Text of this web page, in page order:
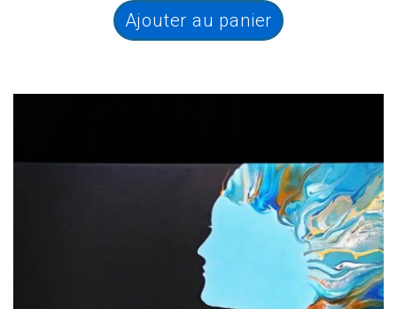
Ajouter au panier